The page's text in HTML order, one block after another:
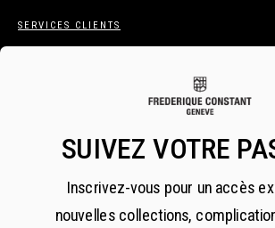
SERVICES CLIENTS
INSIDER
SUIVEZ VOTRE
Inscrivez-vous pour un accès
nouvelles collections,